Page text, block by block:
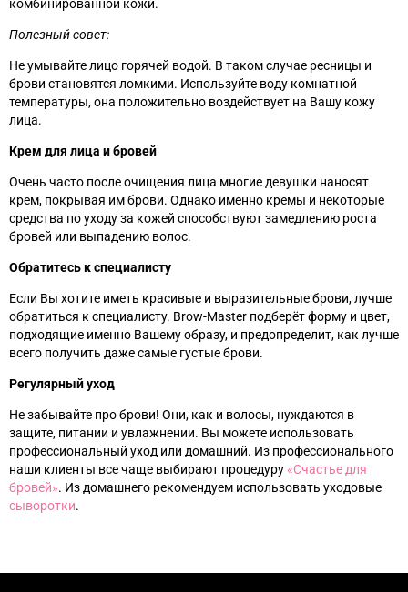
комбинированной кожи.
Полезный совет:
Не умывайте лицо горячей водой. В таком случае ресницы и
брови становятся ломкими. Используйте воду комнатной
температуры, она положительно воздействует на Вашу кожу
лица.
Крем для лица и бровей
Очень часто после очищения лица многие девушки наносят
крем, покрывая им брови. Однако именно кремы и некоторые
средства по уходу за кожей способствуют замедлению роста
бровей или выпадению волос.
Обратитесь к специалисту
Если Вы хотите иметь красивые и выразительные брови, лучше
обратиться к специалисту. Brow-Master подберёт форму и цвет,
подходящие именно Вашему образу, и предопределит, как лучше
всего получить даже самые густые брови.
Регулярный уход
Не забывайте про брови! Они, как и волосы, нуждаются в
защите, питании и увлажнении. Вы можете использовать
профессиональный уход или домашний. Из профессионального
наши клиенты все чаще выбирают процедуру«‎Счастье для
бровей»‎. Из домашнего рекомендуем использовать уходовые
сыворотки.